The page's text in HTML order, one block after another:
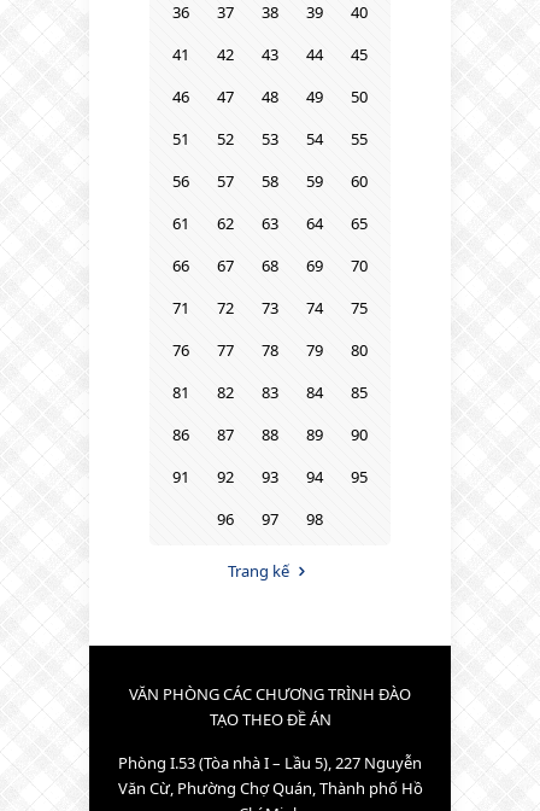
36
37 38 39
40
41
42 43 44
45
46
47 48 49
50
51
52 53 54
55
56
57 58 59
60
61
62 63 64
65
66
67 68 69
70
71
72 73 74
75
76
77 78 79
80
81
82 83 84
85
86
87 88 89
90
91
92 93 94
95
96
97 98
Trang kế
VĂN PHÒNG CÁC CHƯƠNG TRÌNH ĐÀO
TẠO THEO ĐỀ ÁN
Phòng I.53 (Tòa nhà I – Lầu 5), 227 Nguyễn
Văn Cừ, Phường Chợ Quán, Thành phố Hồ